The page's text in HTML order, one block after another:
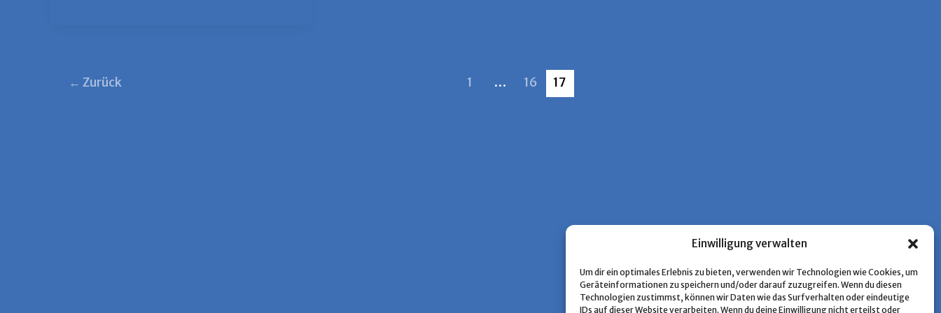
Einwilligung verwalten
Um dir ein optimales Erlebnis zu bieten, verwenden wir Technologien wie Cookies, um
Geräteinformationen zu speichern und/oder darauf zuzugreifen. Wenn du diesen
Technologien zustimmst, können wir Daten wie das Surfverhalten oder eindeutige
IDs auf dieser Website verarbeiten. Wenn du deine Einwilligung nicht erteilst oder
← Zurück 1 … 16 17